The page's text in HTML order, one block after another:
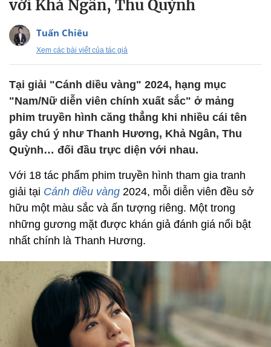
với Khả Ngân, Thu Quỳnh
Tuấn Chiêu
Xem các bài viết của tác giả
Tại giải "Cánh diều vàng" 2024, hạng mục
"Nam/Nữ diễn viên chính xuất sắc" ở mảng
phim truyền hình căng thẳng khi nhiều cái tên
gây chú ý như Thanh Hương, Khả Ngân, Thu
Quỳnh… đối đầu trực diện với nhau.
Với 18 tác phẩm phim truyền hình tham gia tranh
giải tại Cánh diều vàng 2024, mỗi diễn viên đều sở
hữu một màu sắc và ấn tượng riêng. Một trong
những gương mặt được khán giả đánh giá nổi bật
nhất chính là Thanh Hương.